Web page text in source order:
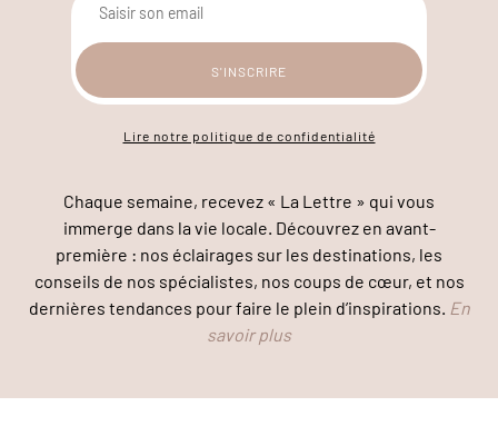
Lire notre politique de confidentialité
Chaque semaine, recevez « La Lettre » qui vous
immerge dans la vie locale. Découvrez en avant-
première : nos éclairages sur les destinations, les
conseils de nos spécialistes, nos coups de cœur, et nos
dernières tendances pour faire le plein d’inspirations. En
savoir plus